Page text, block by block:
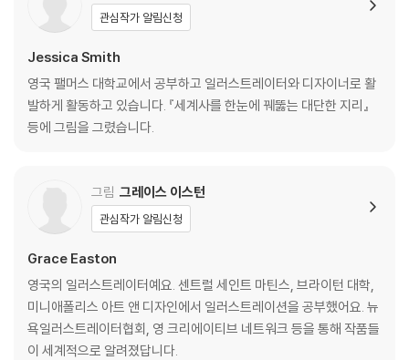
관심작가 알림신청
Jessica Smith
영국 팰머스 대학교에서 공부하고 일러스트레이터와 디자이너로 활
발하게 활동하고 있습니다. 『세계사를 한눈에 꿰뚫는 대단한 지리』
등에 그림을 그렸습니다.
그림 그레이스 이스턴
관심작가 알림신청
Grace Easton
영국의 일러스트레이터예요. 센트럴 세인트 마틴스, 브라이턴 대학,
미니애폴리스 아트 앤 디자인에서 일러스트레이션을 공부했어요. 뉴
욕일러스트레이터협회, 영 크리에이티브 네트워크 등을 통해 작품들
이 세계적으로 알려졌답니다.